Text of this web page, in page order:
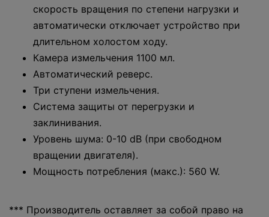
скорость вращения по степени нагрузки и
автоматически отключает устройство при
длительном холостом ходу.
Камера измельчения 1100 мл.
Автоматический реверс.
Три ступени измельчения.
Система защиты от перегрузки и
заклинивания.
Уровень шума: 0-10 dB (при свободном
вращении двигателя).
Мощность потребления (макс.): 560 W.
*** Производитель оставляет за собой право на